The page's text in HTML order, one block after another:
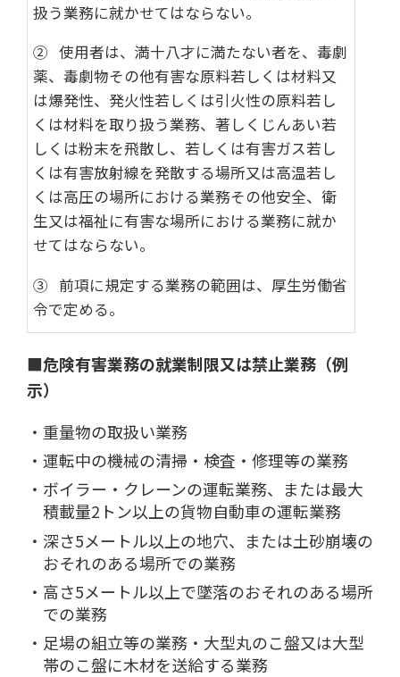
扱う業務に就かせてはならない。
② 使用者は、満十八才に満たない者を、毒劇
薬、毒劇物その他有害な原料若しくは材料又
は爆発性、発火性若しくは引火性の原料若し
くは材料を取り扱う業務、著しくじんあい若
しくは粉末を飛散し、若しくは有害ガス若し
くは有害放射線を発散する場所又は高温若し
くは高圧の場所における業務その他安全、衛
生又は福祉に有害な場所における業務に就か
せてはならない。
③ 前項に規定する業務の範囲は、厚生労働省
令で定める。
■危険有害業務の就業制限又は禁止業務（例
示）
重量物の取扱い業務
運転中の機械の清掃・検査・修理等の業務
ボイラー・クレーンの運転業務、または最大
積載量2トン以上の貨物自動車の運転業務
深さ5メートル以上の地穴、または土砂崩壊の
おそれのある場所での業務
高さ5メートル以上で墜落のおそれのある場所
での業務
足場の組立等の業務・大型丸のこ盤又は大型
帯のこ盤に木材を送給する業務